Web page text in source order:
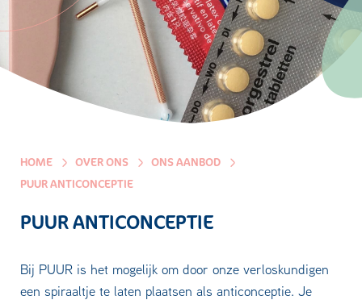
HOME OVER ONS
ONS AANBOD
PUUR ANTICONCEPTIE
PUUR ANTICONCEPTIE
Bij PUUR is het mogelijk om door onze verloskundigen
een spiraaltje te laten plaatsen als anticonceptie. Je